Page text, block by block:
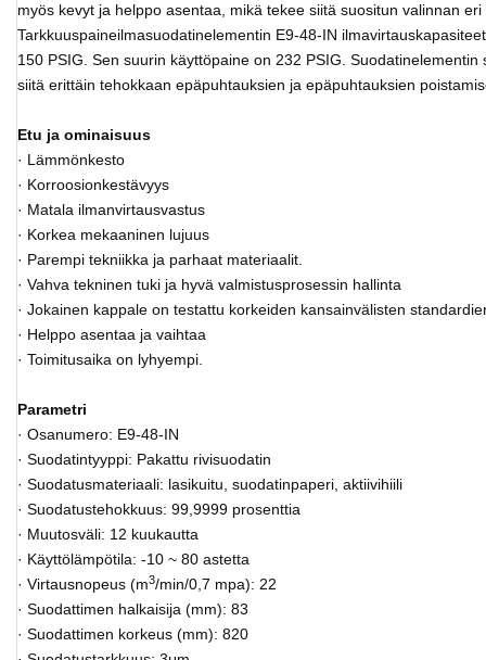
myös kevyt ja helppo asentaa, mikä tekee siitä suositun valinnan
Tarkkuuspaineilmasuodatinelementin E9-48-IN
150 PSIG. Sen suurin käyttöpaine on 232 PSIG.
siitä erittäin tehokkaan epäpuhtauksien ja epäpuhtauksien
Etu ja ominaisuus
· Lämmönkesto
· Korroosionkestävyys
· Matala ilmanvirtausvastus
· Korkea mekaaninen lujuus
· Parempi tekniikka ja parhaat materiaalit.
· Vahva tekninen tuki ja hyvä valmistusprosessin hallinta
· Jokainen kappale on testattu korkeiden kansainvälisten
· Helppo asentaa ja vaihtaa
· Toimitusaika on lyhyempi.
Parametri
· Osanumero: E9-48-IN
· Suodatintyyppi: Pakattu rivisuodatin
· Suodatusmateriaali: lasikuitu, suodatinpaperi, aktiivihiili
· Suodatustehokkuus: 99,9999 prosenttia
· Muutosväli: 12 kuukautta
· Käyttölämpötila: -10 ~ 80 astetta
· Virtausnopeus (m3/min/0,7 mpa): 22
· Suodattimen halkaisija (mm): 83
· Suodattimen korkeus (mm): 820